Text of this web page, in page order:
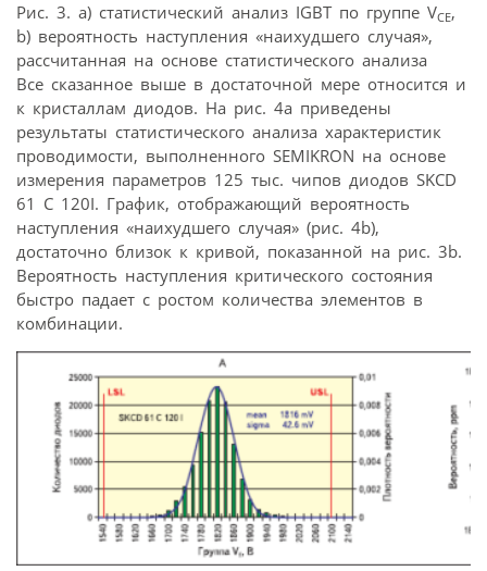
Рис. 3. а) статистический анализ IGBT по группе VCE,
b) вероятность наступления «наихудшего случая»,
рассчитанная на основе статистического анализа
Все сказанное выше в достаточной мере относится и
к кристаллам диодов. На рис. 4а приведены
результаты статистического анализа характеристик
проводимости, выполненного SEMIKRON на основе
измерения параметров 125 тыс. чипов диодов SKCD
61 C 120I. График, отображающий вероятность
наступления «наихудшего случая» (рис. 4b),
достаточно близок к кривой, показанной на рис. 3b.
Вероятность наступления критического состояния
быстро падает с ростом количества элементов в
комбинации.